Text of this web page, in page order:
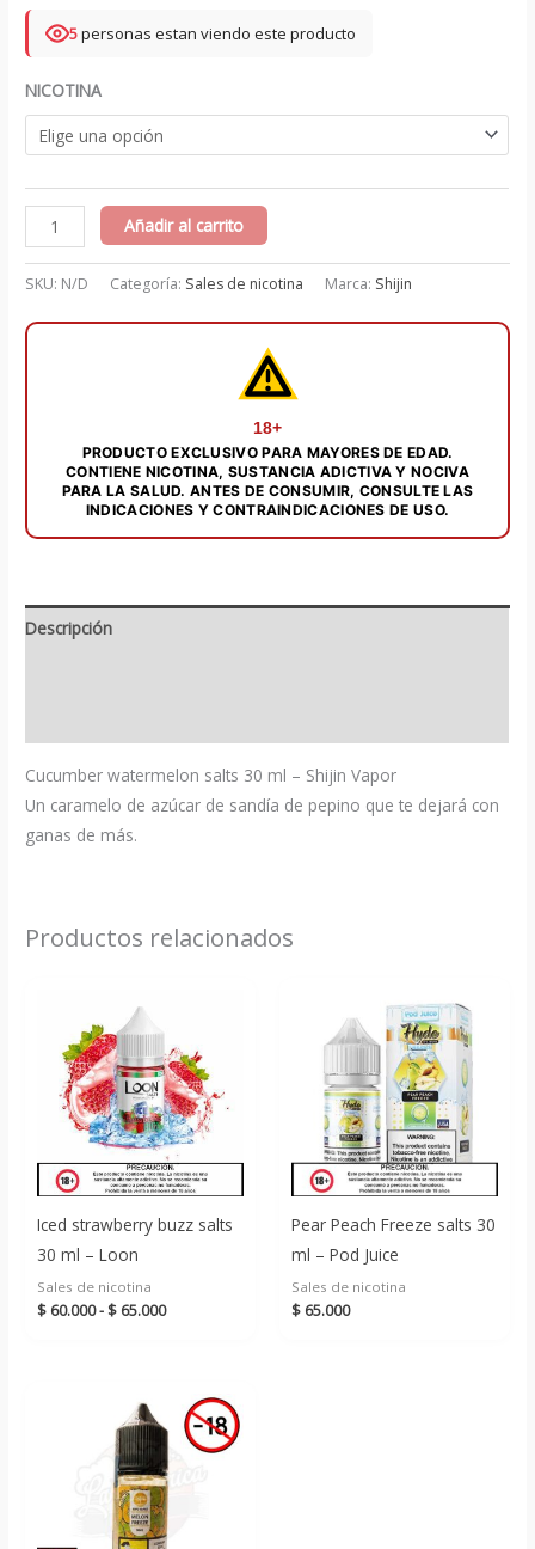
5personas estan viendo este producto
NICOTINA
Cucumber
watermelon
salts
ml
cantidad
Añadir al carrito
SKU: N/D Categoría: Sales de nicotina Marca: Shijin
18+
PRODUCTO EXCLUSIVO PARA MAYORES DE EDAD.
CONTIENE NICOTINA, SUSTANCIA ADICTIVA Y NOCIVA
PARA LA SALUD. ANTES DE CONSUMIR, CONSULTE LAS
INDICACIONES Y CONTRAINDICACIONES DE USO.
Descripción
Cucumber watermelon salts 30 ml – Shijin Vapor
Un caramelo de azúcar de sandía de pepino que te dejará con
ganas de más.
Productos relacionados
Iced strawberry buzz salts
30 ml – Loon
Sales de nicotina
$ 60.000- $ 65.000Rango
hasta
$ 65.000
Pear Peach Freeze salts 30
ml – Pod Juice
Sales de nicotina
$ 65.000